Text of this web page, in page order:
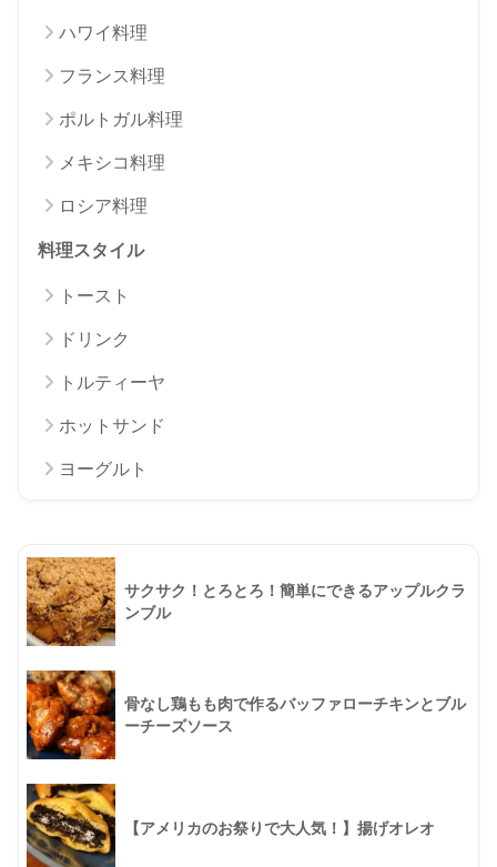
ハワイ料理
フランス料理
ポルトガル料理
メキシコ料理
ロシア料理
料理スタイル
トースト
ドリンク
トルティーヤ
ホットサンド
ヨーグルト
サクサク！とろとろ！簡単にできるアップルクラ
ンブル
骨なし鶏もも肉で作るバッファローチキンとブル
ーチーズソース
【アメリカのお祭りで大人気！】揚げオレオ